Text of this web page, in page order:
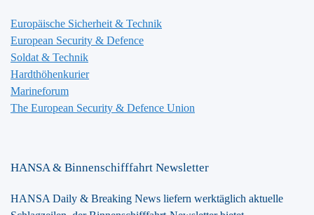
Europäische Sicherheit & Technik
European Security & Defence
Soldat & Technik
Hardthöhenkurier
Marineforum
The European Security & Defence Union
HANSA & Binnenschifffahrt Newsletter
HANSA Daily & Breaking News liefern werktäglich aktuelle